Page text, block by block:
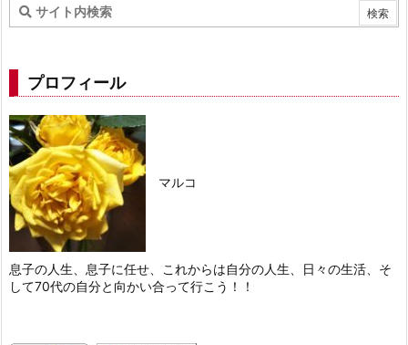
プロフィール
マルコ
息子の人生、息子に任せ、これからは自分の人生、日々の生活、そ
して70代の自分と向かい合って行こう！！